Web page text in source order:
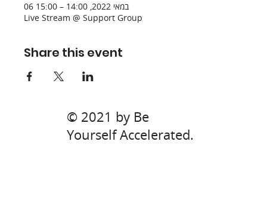
06 במאי 2022, 14:00 – 15:00
Live Stream @ Support Group
Share this event
© 2021 by Be
Yourself Accelerated.